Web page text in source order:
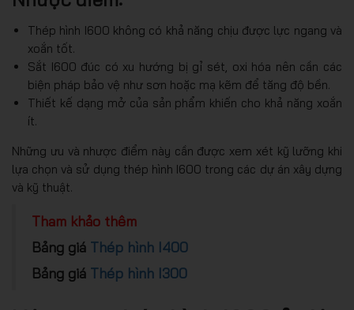
Thép hình I600 không có khả năng chịu được lực ngang và
xoắn tốt.
Sắt I600 đúc có xu hướng bị gỉ sét, oxi hóa nên cần các
biện pháp bảo vệ như sơn hoặc mạ kẽm để tăng độ bền.
Thiết kế dạng mở của sản phẩm khiến cho khả năng xoắn
ít.
Những ưu và nhược điểm này cần được xem xét kỹ lưỡng khi
lựa chọn và sử dụng thép hình I600 trong các dự án xây dựng
và kỹ thuật.
Tham khảo thêm
Bảng giá Thép hình I400
Bảng giá Thép hình I300